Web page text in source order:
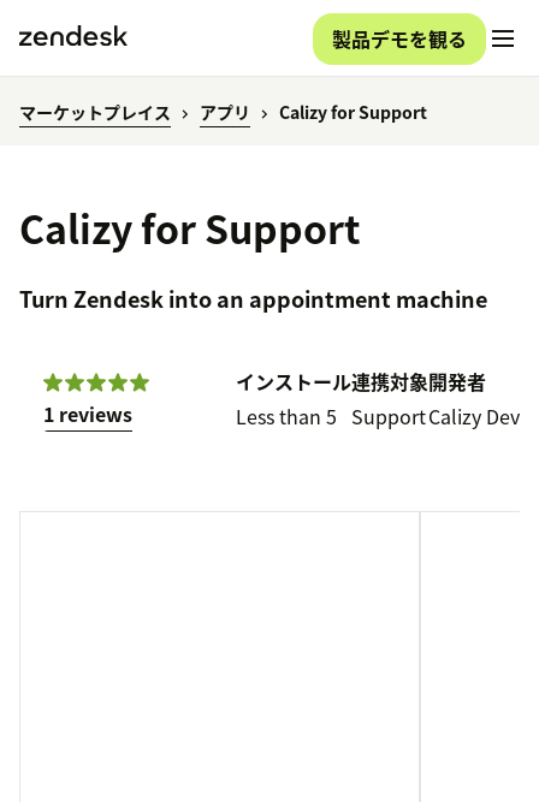
製品デモを観る
マーケットプレイス アプリ Calizy for Support
Calizy for Support
Turn Zendesk into an appointment machine
1 reviews
インストール
Less than 5
連携対象
Support
開発者
Calizy Dev